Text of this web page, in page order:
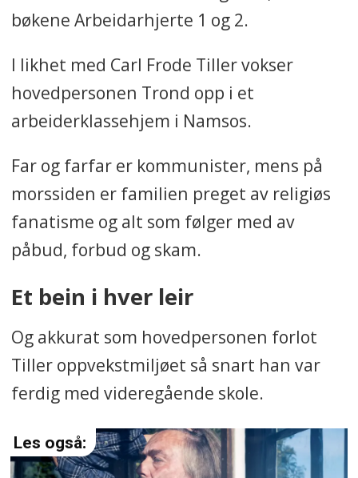
bøkene Arbeidarhjerte 1 og 2.
I likhet med Carl Frode Tiller vokser
hovedpersonen Trond opp i et
arbeiderklassehjem i Namsos.
Far og farfar er kommunister, mens på
morssiden er familien preget av religiøs
fanatisme og alt som følger med av
påbud, forbud og skam.
Et bein i hver leir
Og akkurat som hovedpersonen forlot
Tiller oppvekstmiljøet så snart han var
ferdig med videregående skole.